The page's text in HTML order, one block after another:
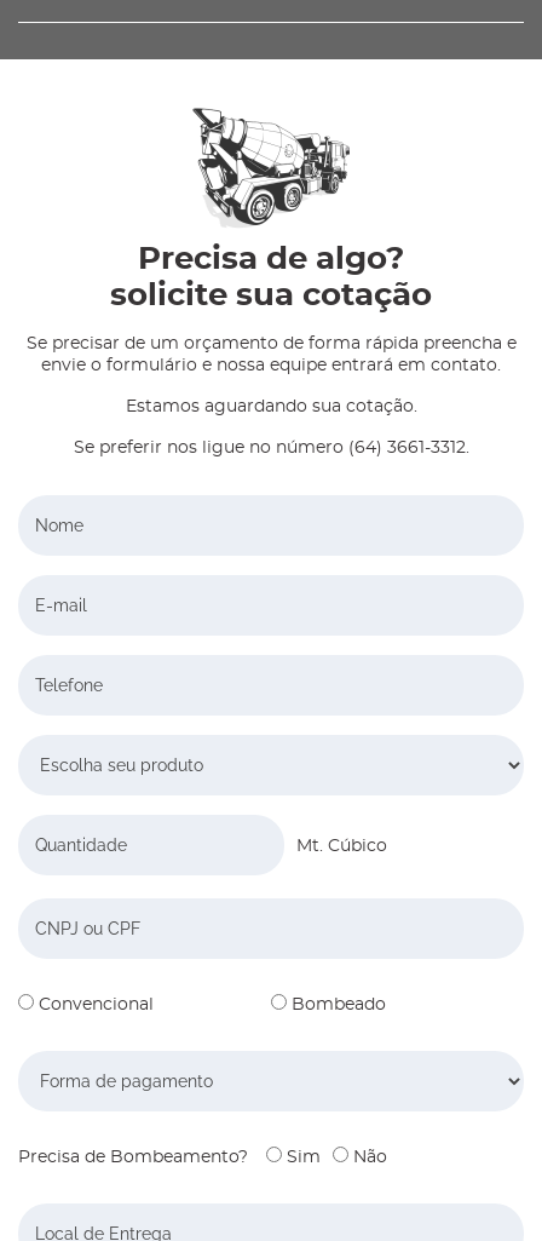
Precisa de algo?
solicite sua cotação
Se precisar de um orçamento de forma rápida preencha e
envie o formulário e nossa equipe entrará em contato.
Estamos aguardando sua cotação.
Se preferir nos ligue no número (64) 3661-3312.
Quantidade
Mt. Cúbico
Convencional Bombeado
Precisa de Bombeamento? Sim Não